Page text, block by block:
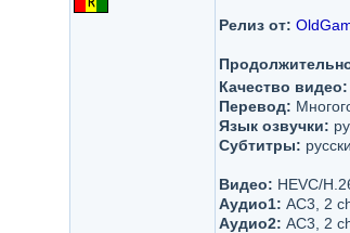
Релиз от:
Качество видео:
Перевод:
Язык озвучки:
Субтитры:
Видео: HEVC/
Аудио1: AC3, 2
Аудио2: AC3, 2